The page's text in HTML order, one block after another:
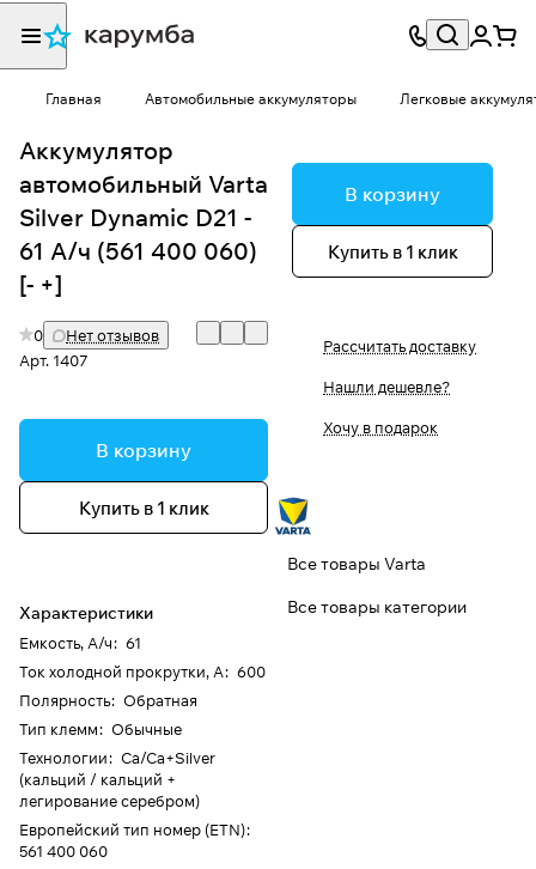
Главная Автомобильные аккумуляторы Легковые
Аккумулятор
автомобильный Varta
Silver Dynamic D21 -
61 А/ч (561 400 060)
[- +]
0
Нет отзывов
Арт. 1407
В корзину
Купить в 1 клик
Характеристики
Емкость, А/ч: 61
Ток холодной прокрутки, А: 600
Полярность: Обратная
Тип клемм: Обычные
Технологии: Ca/Ca+Silver
(кальций / кальций +
легирование серебром)
Европейский тип номер (ETN):
561 400 060
В корзину
Купить в 1 клик
Рассчитать доставку
Нашли дешевле?
Хочу в подарок
Все товары Varta
Все товары категории